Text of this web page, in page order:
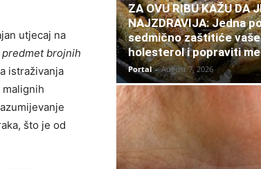
utjecaj na
brojnih
istraživanja
što je od
ZA OVU RIBU KAŽU DA
NAJZDRAVIJA: Jedna
sedmično zaštitiće
holesterol i popraviti
Portal - August 7, 2026